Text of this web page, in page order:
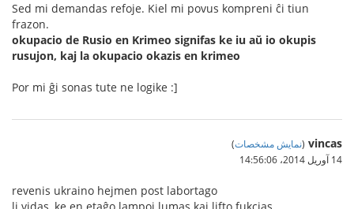
Sed mi demandas refoje. Kiel mi povus kompreni ĉi tiun
frazon.
okupacio de Rusio en Krimeo signifas ke iu aŭ io okupis
rusujon, kaj la okupacio okazis en krimeo
Por mi ĝi sonas tute ne logike :]
vincas
(نمایش مشخصات)
14 آوریل 2014،‏ 14:56:06
revenis ukraino hejmen post labortago